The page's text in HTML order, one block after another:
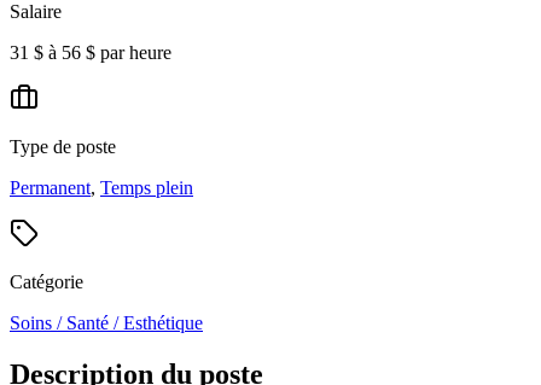
Salaire
31 $ à 56 $ par heure
Type de poste
Permanent, Temps plein
Catégorie
Soins / Santé / Esthétique
Description du poste